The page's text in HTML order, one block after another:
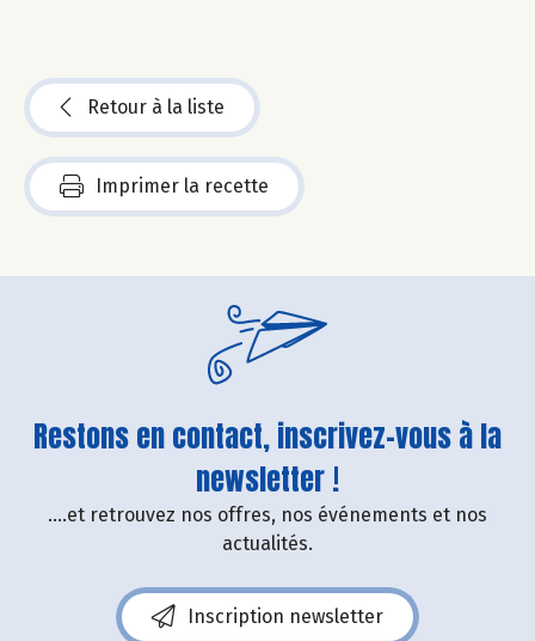
Retour à la liste
Imprimer la recette
Restons en contact, inscrivez-vous à la
newsletter !
....et retrouvez nos offres, nos événements et nos
actualités.
Inscription newsletter